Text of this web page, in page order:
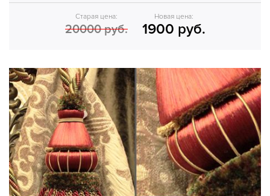
Старая цена:
20000 руб.
Новая цена:
1900 руб.